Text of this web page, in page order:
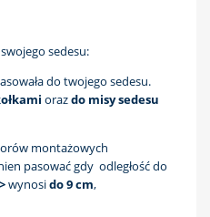
sedesu:
do twojego sedesu.
orazdo misy sedesu
montażowych
pasować gdy odległość do
wynosido 9 cm,